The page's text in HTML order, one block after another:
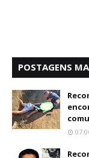
POSTAGENS